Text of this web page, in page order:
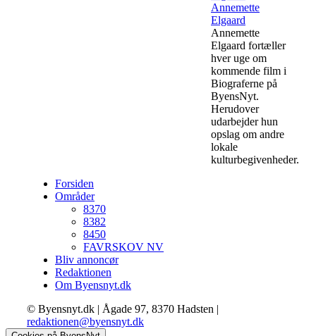
Annemette
Elgaard
Annemette
Elgaard fortæller
hver uge om
kommende film i
Biograferne på
ByensNyt.
Herudover
udarbejder hun
opslag om andre
lokale
kulturbegivenheder.
Forsiden
Områder
8370
8382
8450
FAVRSKOV NV
Bliv annoncør
Redaktionen
Om Byensnyt.dk
© Byensnyt.dk | Ågade 97, 8370 Hadsten |
redaktionen@byensnyt.dk